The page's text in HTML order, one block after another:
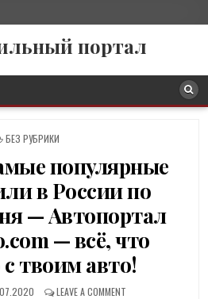
портал
P
S
T
E
I
БЕЗ РУБРИКИ
популярные
в России по
— Автопортал
— всё, что
с твоим авто!
LEAVE A COMMENT